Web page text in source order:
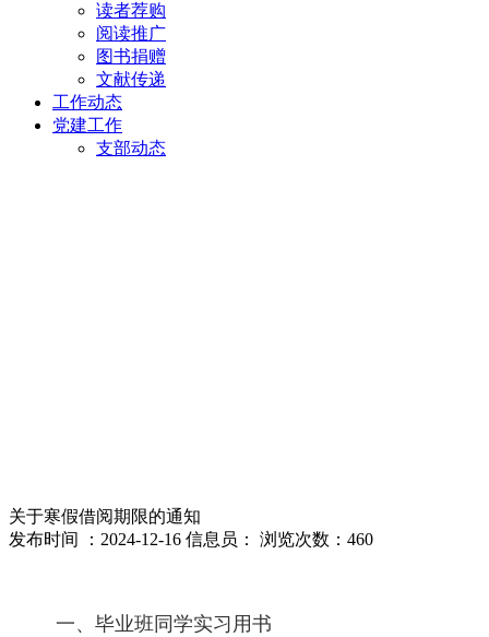
读者荐购
阅读推广
图书捐赠
文献传递
工作动态
党建工作
支部动态
关于寒假借阅期限的通知
发布时间 ：2024-12-16 信息员： 浏览次数： 460
一、毕业班同学实习用书